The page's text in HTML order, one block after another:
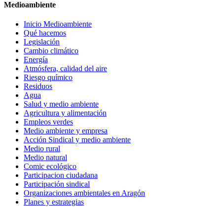
Medioambiente
Inicio Medioambiente
Qué hacemos
Legislación
Cambio climático
Energía
Atmósfera, calidad del aire
Riesgo químico
Residuos
Agua
Salud y medio ambiente
Agricultura y alimentación
Empleos verdes
Medio ambiente y empresa
Acción Sindical y medio ambiente
Medio rural
Medio natural
Comic ecológico
Participacion ciudadana
Participación sindical
Organizaciones ambientales en Aragón
Planes y estrategias